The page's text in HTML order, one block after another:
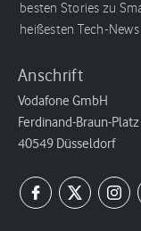
besten Stories zu
heißesten Tech-
Anschrift
Vodafone GmbH
Ferdinand-Braun-Platz
40549 Düsseldorf